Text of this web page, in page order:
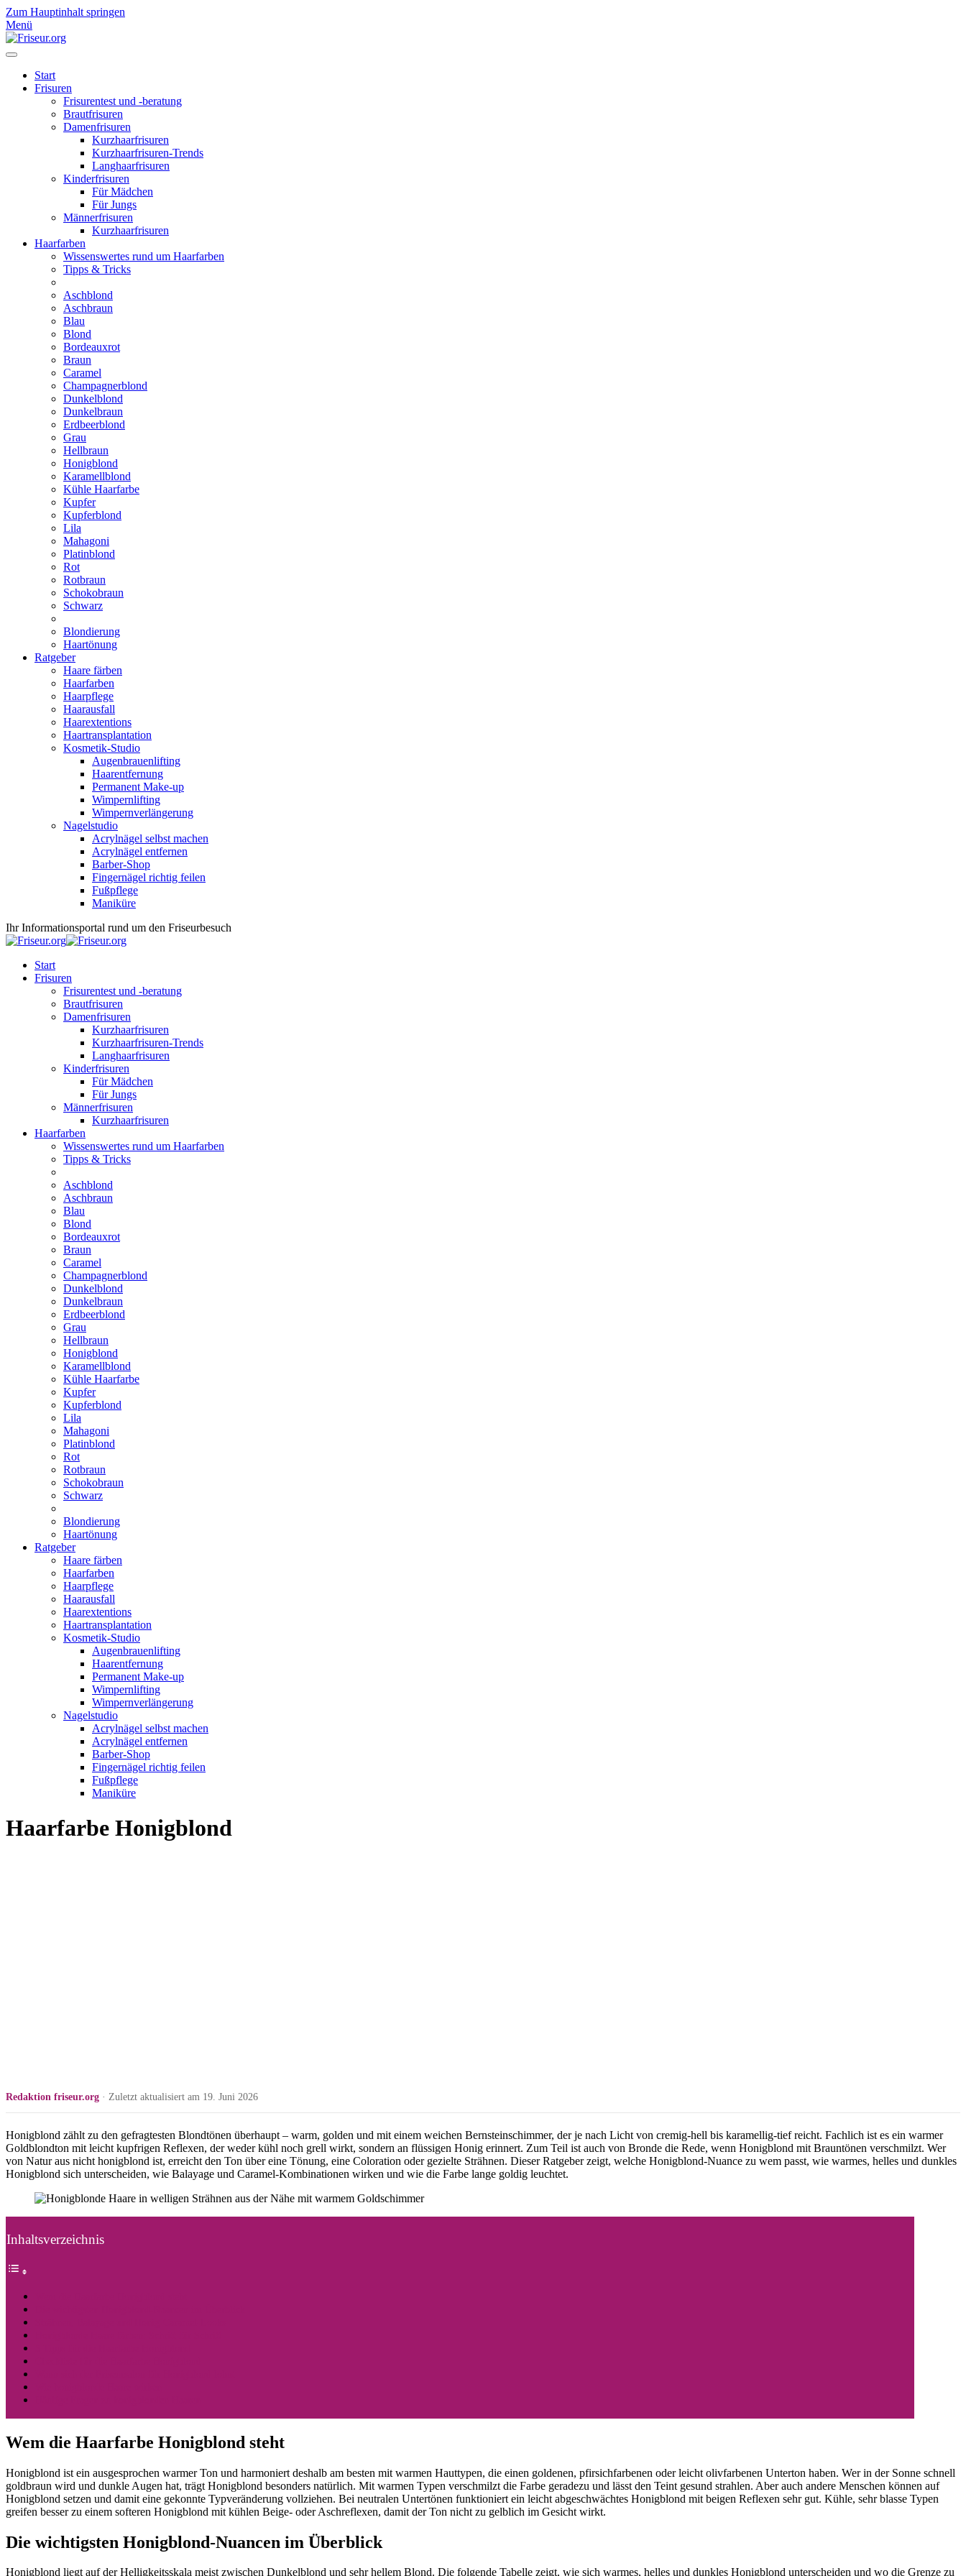
Zum Hauptinhalt springen
Menü
Start
Frisuren
Frisurentest und -beratung
Brautfrisuren
Damenfrisuren
Kurzhaarfrisuren
Kurzhaarfrisuren-Trends
Langhaarfrisuren
Kinderfrisuren
Für Mädchen
Für Jungs
Männerfrisuren
Kurzhaarfrisuren
Haarfarben
Wissenswertes rund um Haarfarben
Tipps & Tricks
Aschblond
Aschbraun
Blau
Blond
Bordeauxrot
Braun
Caramel
Champagnerblond
Dunkelblond
Dunkelbraun
Erdbeerblond
Grau
Hellbraun
Honigblond
Karamellblond
Kühle Haarfarbe
Kupfer
Kupferblond
Lila
Mahagoni
Platinblond
Rot
Rotbraun
Schokobraun
Schwarz
Blondierung
Haartönung
Ratgeber
Haare färben
Haarfarben
Haarpflege
Haarausfall
Haarextentions
Haartransplantation
Kosmetik-Studio
Augenbrauenlifting
Haarentfernung
Permanent Make-up
Wimpernlifting
Wimpernverlängerung
Nagelstudio
Acrylnägel selbst machen
Acrylnägel entfernen
Barber-Shop
Fingernägel richtig feilen
Fußpflege
Maniküre
Ihr Informationsportal rund um den Friseurbesuch
Start
Frisuren
Frisurentest und -beratung
Brautfrisuren
Damenfrisuren
Kurzhaarfrisuren
Kurzhaarfrisuren-Trends
Langhaarfrisuren
Kinderfrisuren
Für Mädchen
Für Jungs
Männerfrisuren
Kurzhaarfrisuren
Haarfarben
Wissenswertes rund um Haarfarben
Tipps & Tricks
Aschblond
Aschbraun
Blau
Blond
Bordeauxrot
Braun
Caramel
Champagnerblond
Dunkelblond
Dunkelbraun
Erdbeerblond
Grau
Hellbraun
Honigblond
Karamellblond
Kühle Haarfarbe
Kupfer
Kupferblond
Lila
Mahagoni
Platinblond
Rot
Rotbraun
Schokobraun
Schwarz
Blondierung
Haartönung
Ratgeber
Haare färben
Haarfarben
Haarpflege
Haarausfall
Haarextentions
Haartransplantation
Kosmetik-Studio
Augenbrauenlifting
Haarentfernung
Permanent Make-up
Wimpernlifting
Wimpernverlängerung
Nagelstudio
Acrylnägel selbst machen
Acrylnägel entfernen
Barber-Shop
Fingernägel richtig feilen
Fußpflege
Maniküre
Haarfarbe Honigblond
Redaktion friseur.org · Zuletzt aktualisiert am 19. Juni 2026
Honigblond zählt zu den gefragtesten Blondtönen überhaupt – warm, golden und mit einem weichen Bernsteinschimmer, der je nach Licht von cremig-hell bis karamellig-tief reicht. Fachlich ist es ein warmer
Goldblondton mit leicht kupfrigen Reflexen, der weder kühl noch grell wirkt, sondern an flüssigen Honig erinnert. Zum Teil ist auch von Bronde die Rede, wenn Honigblond mit Brauntönen verschmilzt. Wer
von Natur aus nicht honigblond ist, erreicht den Ton über eine Tönung, eine Coloration oder gezielte Strähnen. Dieser Ratgeber zeigt, welche Honigblond-Nuance zu wem passt, wie warmes, helles und dunkles
Honigblond sich unterscheiden, wie Balayage und Caramel-Kombinationen wirken und wie die Farbe lange goldig leuchtet.
Inhaltsverzeichnis
Wem die Haarfarbe Honigblond steht
Honigblond ist ein ausgesprochen warmer Ton und harmoniert deshalb am besten mit warmen Hauttypen, die einen goldenen, pfirsichfarbenen oder leicht olivfarbenen Unterton haben. Wer in der Sonne schnell
goldbraun wird und dunkle Augen hat, trägt Honigblond besonders natürlich. Mit warmen Typen verschmilzt die Farbe geradezu und lässt den Teint gesund strahlen. Aber auch andere Menschen können auf
Honigblond setzen und damit eine gekonnte Typveränderung vollziehen. Bei neutralen Untertönen funktioniert ein leicht abgeschwächtes Honigblond mit beigen Reflexen sehr gut. Kühle, sehr blasse Typen
greifen besser zu einem softeren Honigblond mit kühlen Beige- oder Aschreflexen, damit der Ton nicht zu gelblich im Gesicht wirkt.
Die wichtigsten Honigblond-Nuancen im Überblick
Honigblond liegt auf der Helligkeitsskala meist zwischen Dunkelblond und sehr hellem Blond. Die folgende Tabelle zeigt, wie sich warmes, helles und dunkles Honigblond unterscheiden und wo die Grenze zu